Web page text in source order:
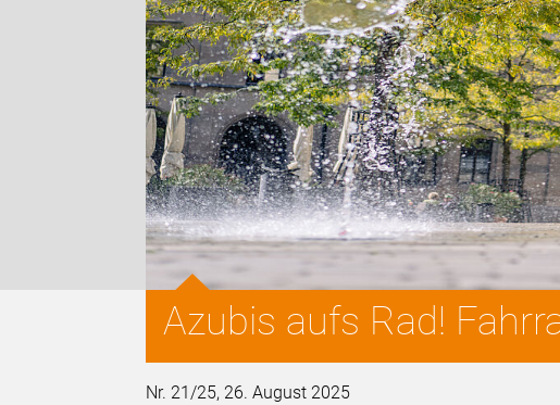
Azubis aufs Rad!
Nr. 21/25, 26. August 2025